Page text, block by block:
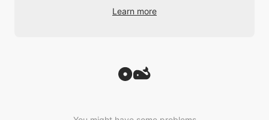
Learn more